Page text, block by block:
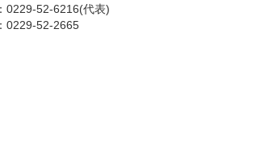
0229-52-6216(代表)
0229-52-2665